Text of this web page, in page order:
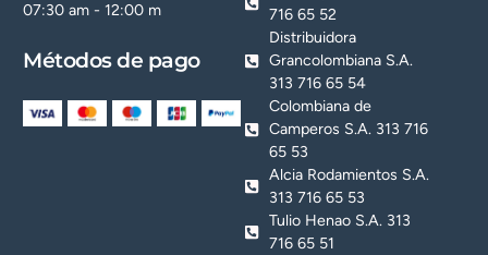
07:30 am - 12:00 m
Métodos de pago
716 65 52
Distribuidora
Grancolombiana S.A.
313 716 65 54
Colombiana de
Camperos S.A. 313 716
65 53
Alcia Rodamientos S.A.
313 716 65 53
Tulio Henao S.A. 313
716 65 51